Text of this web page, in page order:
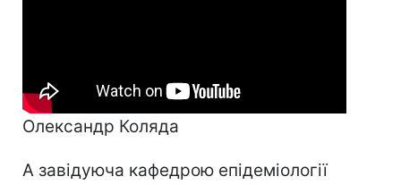
Олександр Коляда
А завідуюча кафедрою епідеміології